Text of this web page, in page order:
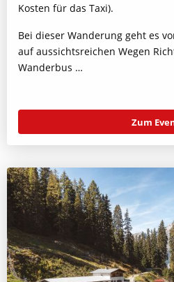
Kosten für das Taxi).
Bei dieser Wanderung geht es
auf aussichtsreichen Wegen
Wanderbus …
Zum